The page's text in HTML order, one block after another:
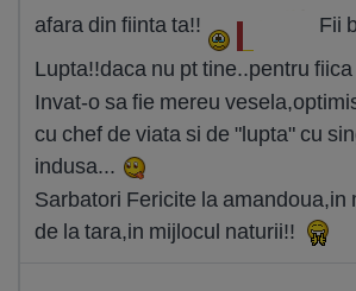
afara din fiinta ta!!
Fii
Lupta!!daca nu pt tine..pentru fiica
Invat-o sa fie mereu
cu chef de viata si de "lupta" cu
indusa...
Sarbatori Fericite la amandoua,in
de la tara,in mijlocul naturii!!